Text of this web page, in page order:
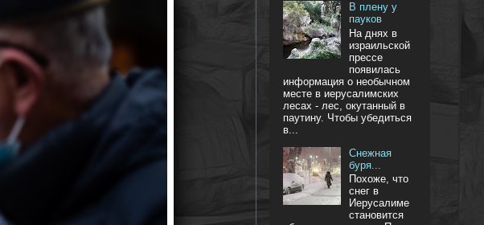
В плену у
пауков
На днях в
израильской
прессе
появилась
информация о необычном
месте в иерусалимских
лесах - лес, окутанный в
паутину. Чтобы убедиться
в...
Снежная
буря...
Похоже, что
снег в
Иерусалиме
становится